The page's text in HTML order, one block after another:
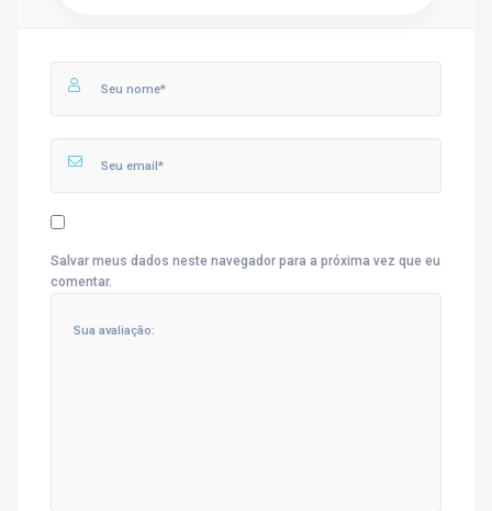
Salvar meus dados neste navegador para a próxima vez que eu
comentar.